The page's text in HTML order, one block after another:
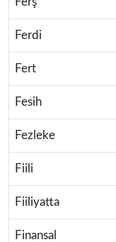
Ferdi
Fert
Fesih
Fezleke
Fiili
Fiiliyatta
Finansal